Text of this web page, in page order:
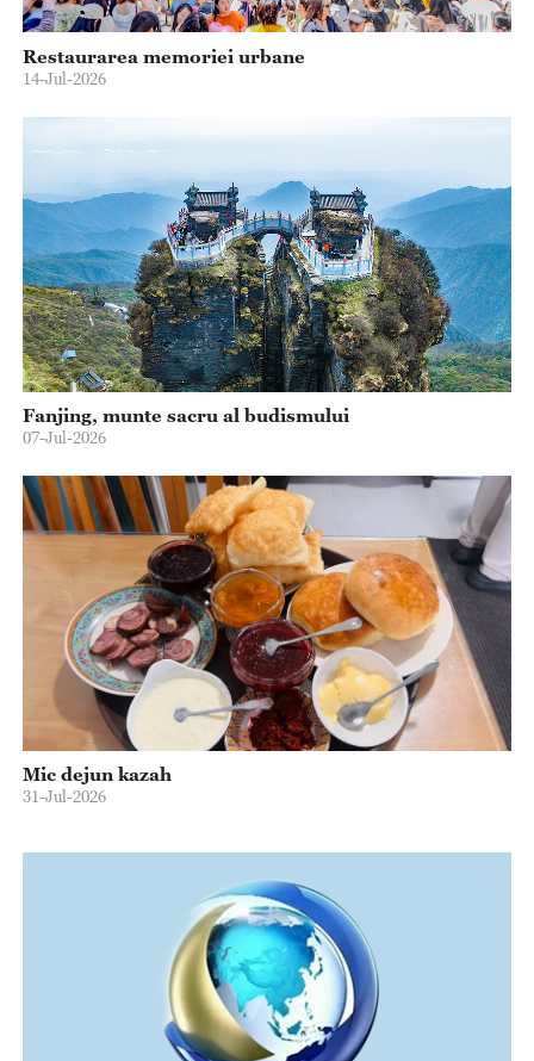
Restaurarea memoriei urbane
14-Jul-2026
Fanjing, munte sacru al budismului
07-Jul-2026
Mic dejun kazah
31-Jul-2026